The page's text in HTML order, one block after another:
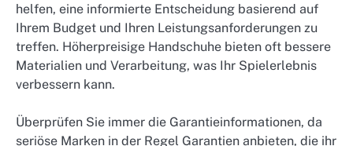
helfen, eine informierte Entscheidung basierend auf
Ihrem Budget und Ihren Leistungsanforderungen zu
treffen. Höherpreisige Handschuhe bieten oft bessere
Materialien und Verarbeitung, was Ihr Spielerlebnis
verbessern kann.
Überprüfen Sie immer die Garantieinformationen, da
seriöse Marken in der Regel Garantien anbieten, die ihr